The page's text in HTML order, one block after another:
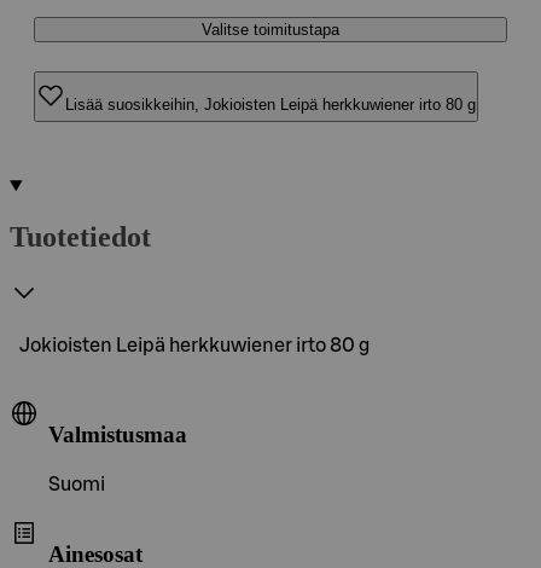
Valitse toimitustapa
Lisää suosikkeihin, Jokioisten Leipä herkkuwiener irto 80 g
Tuotetiedot
Jokioisten Leipä herkkuwiener irto 80 g
Valmistusmaa
Suomi
Ainesosat